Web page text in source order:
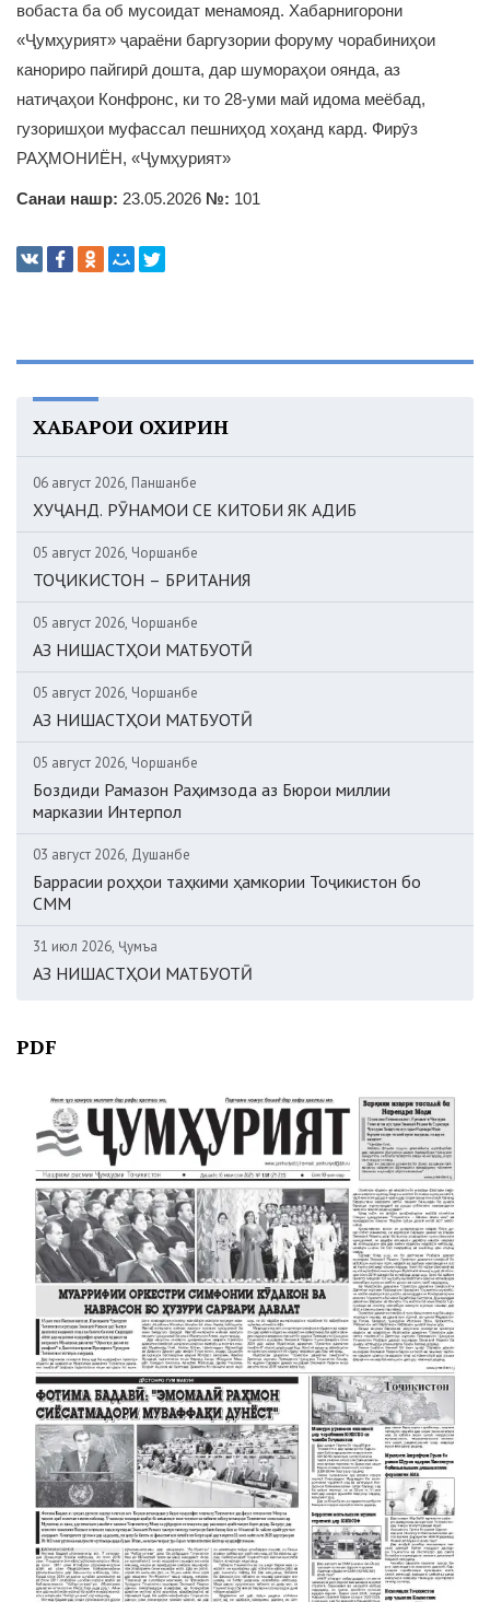
вобаста ба об мусоидат менамояд. Хабарнигорони
«Ҷумҳурият» ҷараёни баргузории форуму чорабиниҳои
канориро пайгирӣ дошта, дар шумораҳои оянда, аз
натиҷаҳои Конфронс, ки то 28-уми май идома меёбад,
гузоришҳои муфассал пешниҳод хоҳанд кард. Фирӯз
РАҲМОНИЁН, «Ҷумҳурият»
Санаи нашр: 23.05.2026 №: 101
ХАБАРҲОИ ОХИРИН
06 август 2026, Панҷшанбе
ХУҶАНД. РӮНАМОИ СЕ КИТОБИ ЯК АДИБ
05 август 2026, Чоршанбе
ТОҶИКИСТОН – БРИТАНИЯ
05 август 2026, Чоршанбе
АЗ НИШАСТҲОИ МАТБУОТӢ
05 август 2026, Чоршанбе
АЗ НИШАСТҲОИ МАТБУОТӢ
05 август 2026, Чоршанбе
Боздиди Рамазон Раҳимзода аз Бюрои миллии
марказии Интерпол
03 август 2026, Душанбе
Баррасии роҳҳои таҳкими ҳамкории Тоҷикистон бо
СММ
31 июл 2026, Ҷумъа
АЗ НИШАСТҲОИ МАТБУОТӢ
PDF